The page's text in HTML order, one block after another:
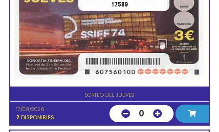
17589
SORTEO DEL JUEVES
17/09/2026
7 DISPONIBLES 0